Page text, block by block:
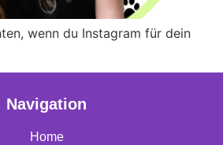
wenn du Instagram für dein
Navigation
Home